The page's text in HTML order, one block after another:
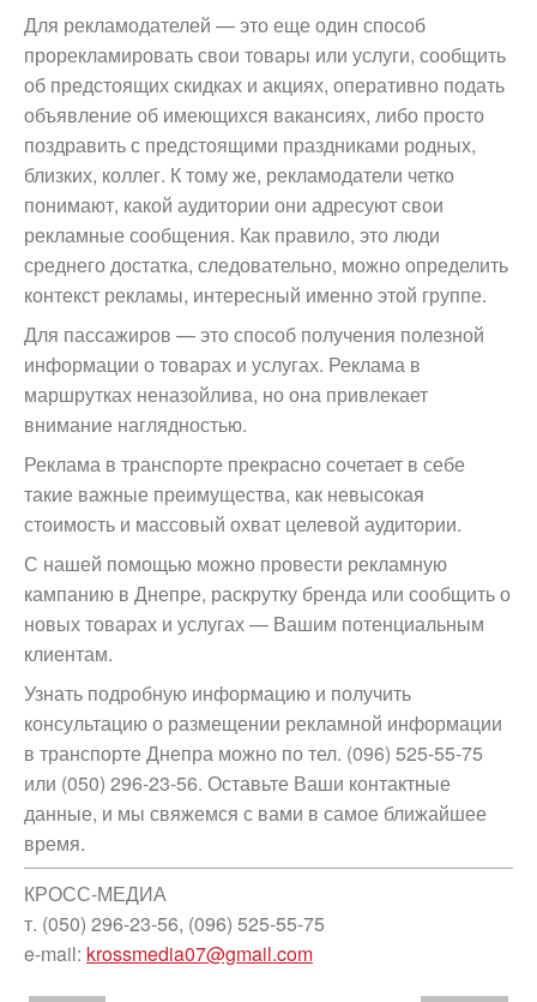
Для рекламодателей — это еще один способ
прорекламировать свои товары или услуги, сообщить
об предстоящих скидках и акциях, оперативно подать
объявление об имеющихся вакансиях, либо просто
поздравить с предстоящими праздниками родных,
близких, коллег. К тому же, рекламодатели четко
понимают, какой аудитории они адресуют свои
рекламные сообщения. Как правило, это люди
среднего достатка, следовательно, можно определить
контекст рекламы, интересный именно этой группе.
Для пассажиров — это способ получения полезной
информации о товарах и услугах. Реклама в
маршрутках неназойлива, но она привлекает
внимание наглядностью.
Реклама в транспорте прекрасно сочетает в себе
такие важные преимущества, как невысокая
стоимость и массовый охват целевой аудитории.
С нашей помощью можно провести рекламную
кампанию в Днепре, раскрутку бренда или сообщить о
новых товарах и услугах — Вашим потенциальным
клиентам.
Узнать подробную информацию и получить
консультацию о размещении рекламной информации
в транспорте Днепра можно по тел. (096) 525-55-75
или (050) 296-23-56. Оставьте Ваши контактные
данные, и мы свяжемся с вами в самое ближайшее
время.
КРОСС-МЕДИА
т. (050) 296-23-56, (096) 525-55-75
e-mail: krossmedia07@gmail.com